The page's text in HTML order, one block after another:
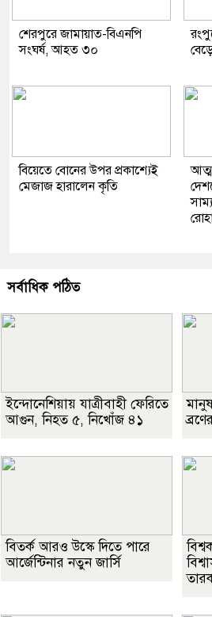
শেরপুরে জামায়াত-বিএনপি
সংঘর্ষ, আহত ৩০
বিয়েতে বোনের উপর প্রকাশ্যেই
মেজাজ হারালেন কৃতি
সর্বাধিক পঠিত
ইন্দোনেশিয়ায় যাত্রীবাহী ফেরিতে
আগুন, নিহত ৫, নিখোঁজ ৪১
বিতর্ক আরও উস্কে দিতে পারে
আর্জেন্টিনার নতুন জার্সি